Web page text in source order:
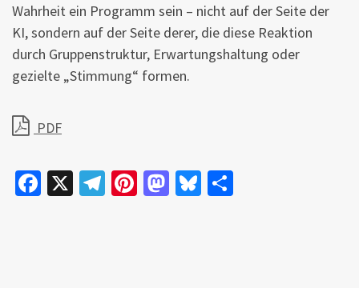
Wahrheit ein Programm sein – nicht auf der Seite der
KI, sondern auf der Seite derer, die diese Reaktion
durch Gruppenstruktur, Erwartungshaltung oder
gezielte „Stimmung“ formen.
PDF
Fa X
Te Pi M Bl